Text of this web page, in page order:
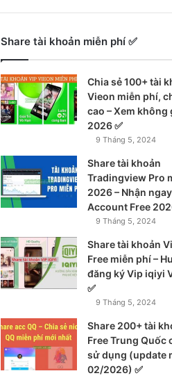
Share tài khoản miễn phí ✅
Chia sẻ 100+ tài
Vieon miễn phí,
cao – Xem không
2026 ✅
9 Tháng 5, 2024
Share tài khoản
Tradingview Pro
2026 – Nhận
Account Free
9 Tháng 5, 2024
Share tài khoản
Free miễn phí –
đăng ký Vip iqiyi
✅
9 Tháng 5, 2024
Share 200+ tài
Free Trung Quốc
sử dụng (update
02/2026) ✅